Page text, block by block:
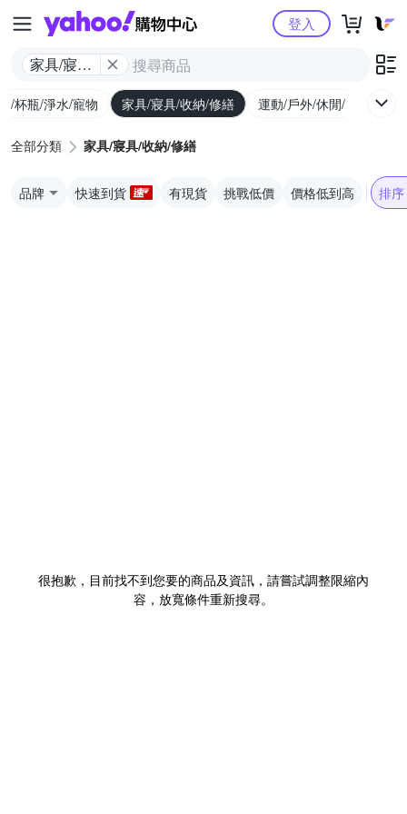
Yahoo購物中心
家具/寢具/
登入
/杯瓶/淨水/寵物 家具/寢具/收納/修繕 運動/戶外/休閒/健身
全部分類 家具/寢具/收納/修繕
品牌 快速到貨 有現貨 挑戰低價 價格低到高 排序
很抱歉，目前找不到您要的商品及資訊，請嘗試調整限縮內
容，放寬條件重新搜尋。